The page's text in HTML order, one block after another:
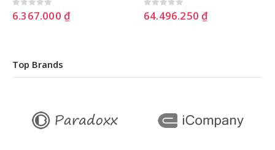
0out of 5
6.367.000 ₫ 0out of 5
64.496.250₫
Top Brands